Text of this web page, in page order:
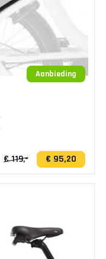
Aanbieding
€ 95,20
€ 119,-